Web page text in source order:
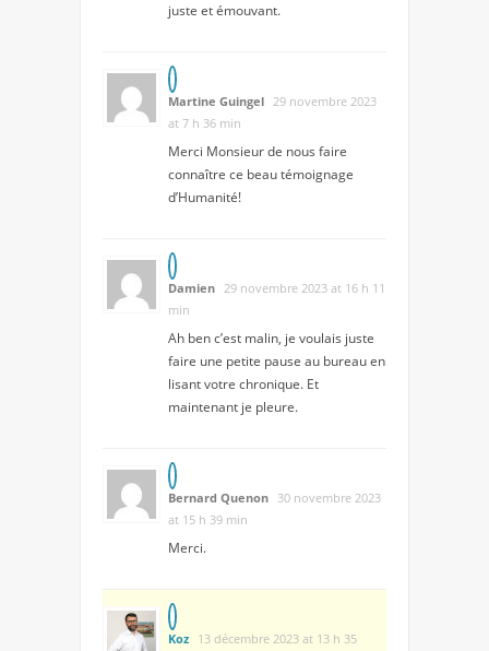
juste et émouvant.
Martine Guingel 29 novembre 2023
at 7 h 36 min
Merci Monsieur de nous faire
connaître ce beau témoignage
d’Humanité!
Damien 29 novembre 2023 at 16 h 11
min
Ah ben c’est malin, je voulais juste
faire une petite pause au bureau en
lisant votre chronique. Et
maintenant je pleure.
Bernard Quenon 30 novembre 2023
at 15 h 39 min
Merci.
Koz 13 décembre 2023 at 13 h 35